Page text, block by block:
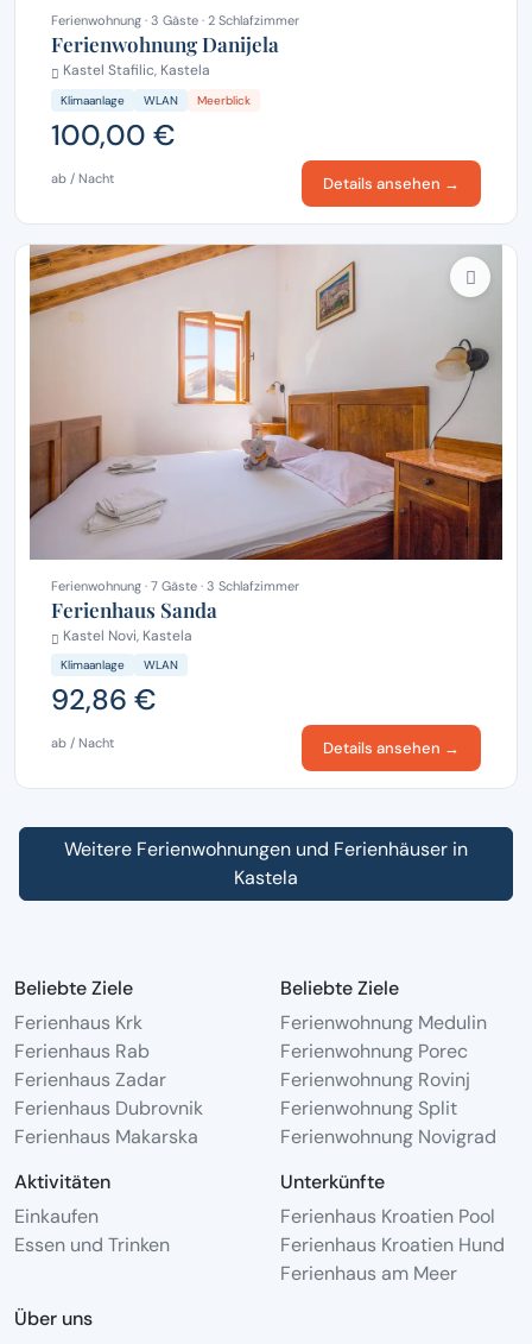
Ferienwohnung · 3 Gäste · 2 Schlafzimmer
Ferienwohnung Danijela
Kastel Stafilic, Kastela
Klimaanlage WLAN Meerblick
100,00 €
ab / Nacht Details ansehen →
Ferienwohnung · 7 Gäste · 3 Schlafzimmer
Ferienhaus Sanda
Kastel Novi, Kastela
Klimaanlage WLAN
92,86 €
ab / Nacht Details ansehen →
Weitere Ferienwohnungen und Ferienhäuser in
Kastela
Beliebte Ziele
Ferienhaus Krk
Ferienhaus Rab
Ferienhaus Zadar
Ferienhaus Dubrovnik
Ferienhaus Makarska
Beliebte Ziele
Ferienwohnung Medulin
Ferienwohnung Porec
Ferienwohnung Rovinj
Ferienwohnung Split
Ferienwohnung Novigrad
Aktivitäten
Einkaufen
Essen und Trinken
Unterkünfte
Ferienhaus Kroatien Pool
Ferienhaus Kroatien Hund
Ferienhaus am Meer
Über uns